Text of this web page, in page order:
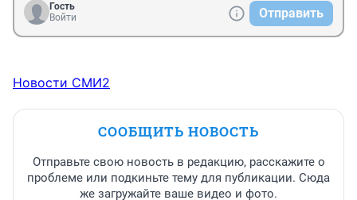
Гость
Войти
Отправить
Новости СМИ2
СООБЩИТЬ НОВОСТЬ
Отправьте свою новость в редакцию, расскажите о
проблеме или подкиньте тему для публикации. Сюда
же загружайте ваше видео и фото.